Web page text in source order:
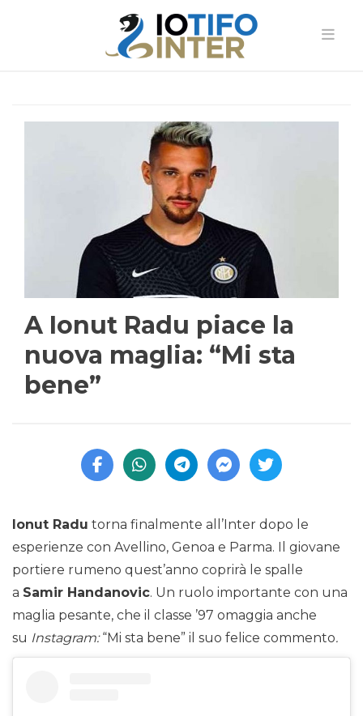
A Ionut Radu piace la
nuova maglia: “Mi sta
bene”
Ionut Radu torna finalmente all’Inter dopo le
esperienze con Avellino, Genoa e Parma. Il giovane
portiere rumeno quest’anno coprirà le spalle
a Samir Handanovic. Un ruolo importante con una
maglia pesante, che il classe ’97 omaggia anche
su Instagram:“Mi sta bene” il suo felice commento.